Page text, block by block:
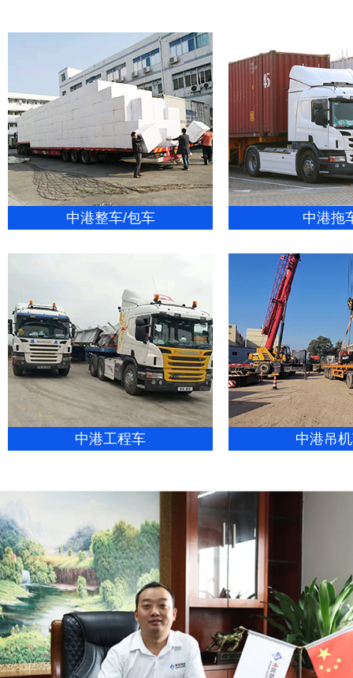
中港整车/包车 中港拖
中港工程车 中港吊